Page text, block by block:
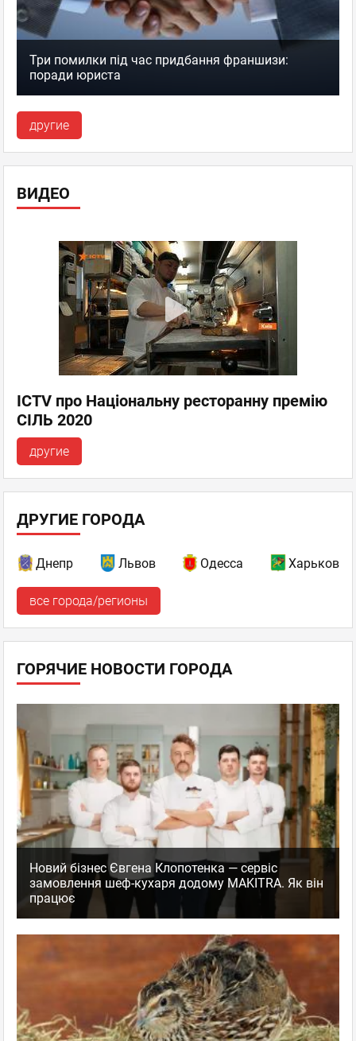
Три помилки під час придбання франшизи:
поради юриста
другие
ВИДЕО
ICTV про Національну ресторанну премію
СІЛЬ 2020
другие
ДРУГИЕ ГОРОДА
Днепр Львов Одесса Харьков
все города/регионы
ГОРЯЧИЕ НОВОСТИ ГОРОДА
Новий бізнес Євгена Клопотенка — сервіс
замовлення шеф-кухаря додому MAKITRA. Як він
працює